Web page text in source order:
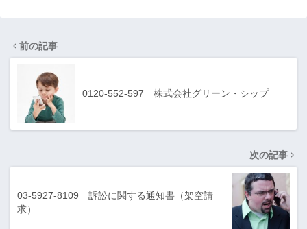
前の記事
0120-552-597 株式会社グリーン・シップ
次の記事
03-5927-8109 訴訟に関する通知書（架空請
求）